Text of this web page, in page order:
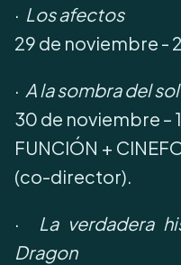
· Los afectos
29 de noviembre -
· A la sombra del sol
30 de noviembre –
FUNCIÓN +
(co-director).
· La verdadera
Dragon